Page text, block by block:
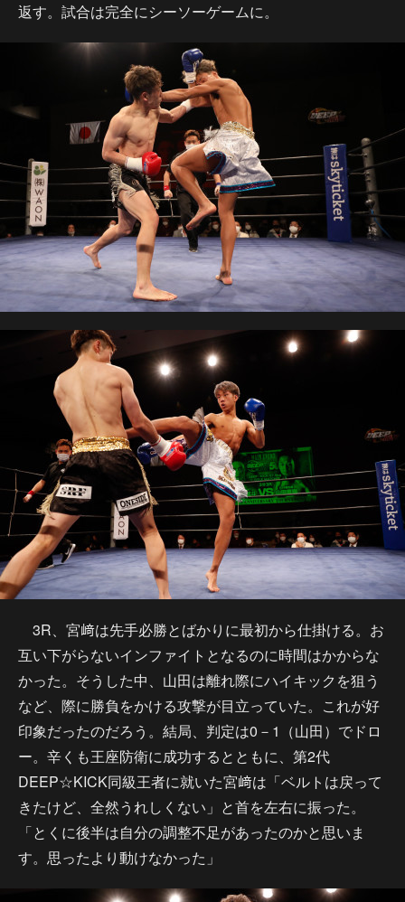
返す。試合は完全にシーソーゲームに。
3R、宮﨑は先手必勝とばかりに最初から仕掛ける。お
互い下がらないインファイトとなるのに時間はかからな
かった。そうした中、山田は離れ際にハイキックを狙う
など、際に勝負をかける攻撃が目立っていた。これが好
印象だったのだろう。結局、判定は0－1（山田）でドロ
ー。辛くも王座防衛に成功するとともに、第2代
DEEP☆KICK同級王者に就いた宮﨑は「ベルトは戻って
きたけど、全然うれしくない」と首を左右に振った。
「とくに後半は自分の調整不足があったのかと思いま
す。思ったより動けなかった」